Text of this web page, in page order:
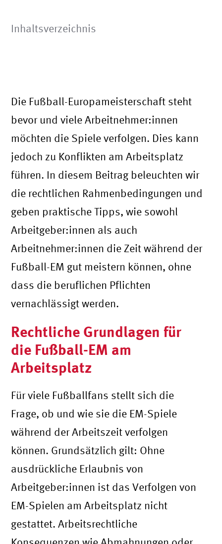
Inhaltsverzeichnis
Die Fußball-Europameisterschaft steht
bevor und viele Arbeitnehmer:innen
möchten die Spiele verfolgen. Dies kann
jedoch zu Konflikten am Arbeitsplatz
führen. In diesem Beitrag beleuchten wir
die rechtlichen Rahmenbedingungen und
geben praktische Tipps, wie sowohl
Arbeitgeber:innen als auch
Arbeitnehmer:innen die Zeit während der
Fußball-EM gut meistern können, ohne
dass die beruflichen Pflichten
vernachlässigt werden.
Rechtliche Grundlagen für
die Fußball-EM am
Arbeitsplatz
Für viele Fußballfans stellt sich die
Frage, ob und wie sie die EM-Spiele
während der Arbeitszeit verfolgen
können. Grundsätzlich gilt: Ohne
ausdrückliche Erlaubnis von
Arbeitgeber:innen ist das Verfolgen von
EM-Spielen am Arbeitsplatz nicht
gestattet. Arbeitsrechtliche